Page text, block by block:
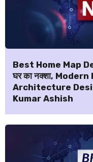
Best Home Map
घर का नक्शा,
Architecture Design
Kumar Ashish